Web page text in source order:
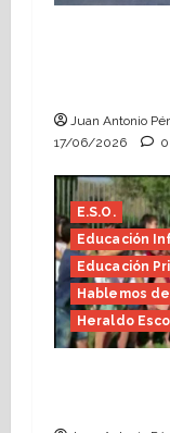
Juan Antonio
17/06/2026
0
E.S.O.
Educación
Educación
Hablemos
Heraldo